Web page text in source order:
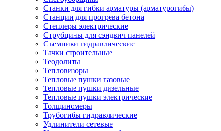
Станки для гибки арматуры (арматурогибы)
Станции для прогрева бетона
Степлеры электрические
Струбцины для сэндвич панелей
Съемники гидравлические
Тачки строительные
Теодолиты
Тепловизоры
Тепловые пушки газовые
Тепловые пушки дизельные
Тепловые пушки электрические
Толщиномеры
Трубогибы гидравлические
Удлинители сетевые